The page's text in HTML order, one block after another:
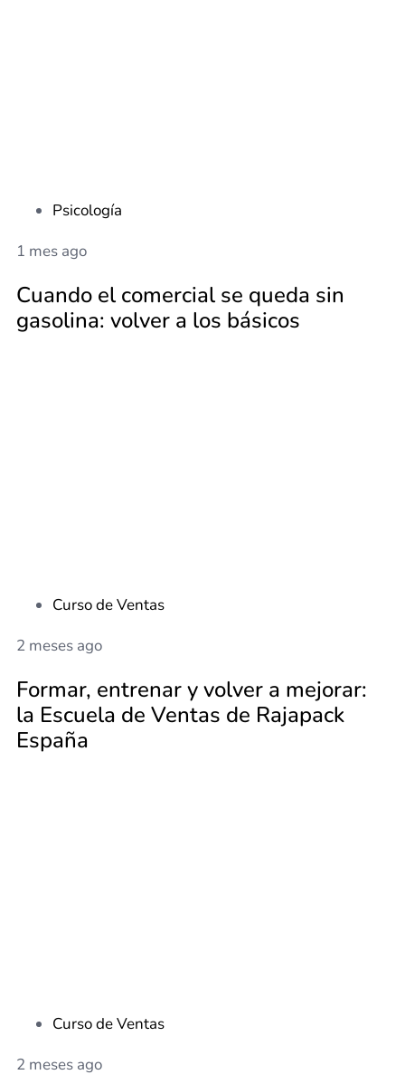
Psicología
1 mes ago
Cuando el comercial se queda sin
gasolina: volver a los básicos
Curso de Ventas
2 meses ago
Formar, entrenar y volver a mejorar:
la Escuela de Ventas de Rajapack
España
Curso de Ventas
2 meses ago